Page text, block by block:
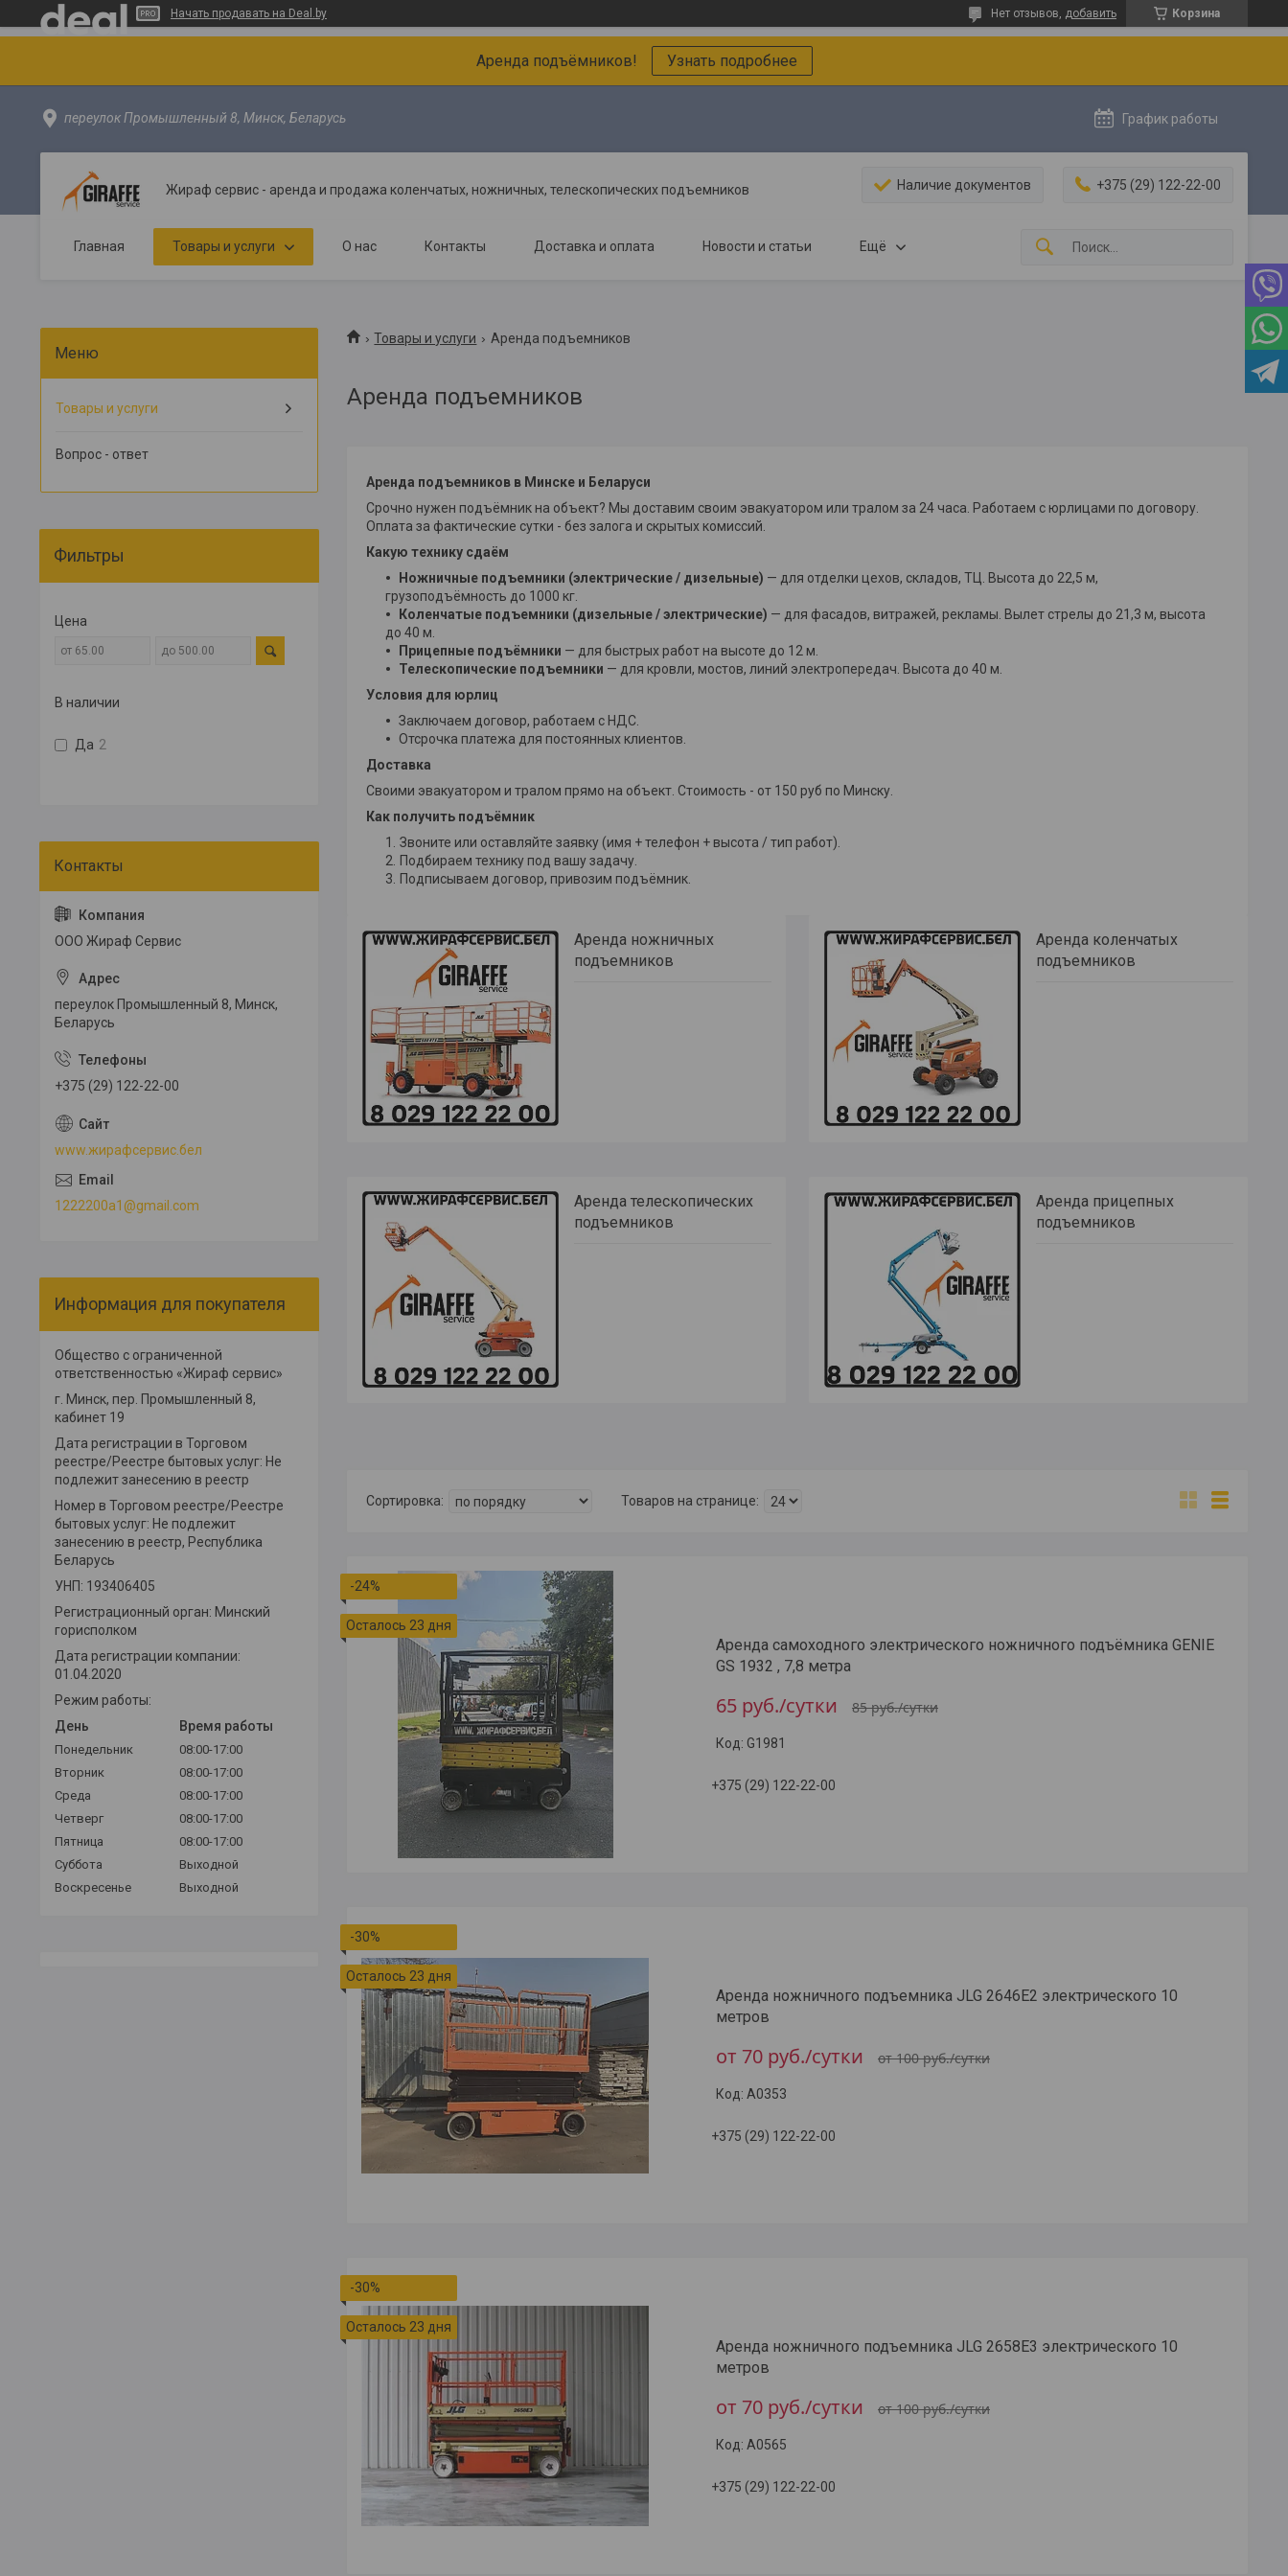
Начать продавать на Deal.by Корзина
Нет отзывов, добавить
Аренда подъёмников! Узнать подробнее
переулок Промышленный 8, Минск, Беларусь График работы
Жираф сервис - аренда и продажа коленчатых, ножничных, телескопических подъемников Наличие документов +375 (29) 122-22-00
Главная Товары и услуги О нас Контакты Доставка и оплата Новости и статьи Ещё
Товары и услуги Аренда подъемников
Аренда подъемников
Аренда подъемников в Минске и Беларуси
Срочно нужен подъёмник на объект? Мы доставим своим эвакуатором или тралом за 24 часа. Работаем с юрлицами по договору.
Оплата за фактические сутки - без залога и скрытых комиссий.
Какую технику сдаём
Ножничные подъемники (электрические / дизельные) — для отделки цехов, складов, ТЦ. Высота до 22,5 м,
грузоподъёмность до 1000 кг.
Коленчатые подъемники (дизельные / электрические) — для фасадов, витражей, рекламы. Вылет стрелы до 21,3 м, высота
до 40 м.
Прицепные подъёмники — для быстрых работ на высоте до 12 м.
Телескопические подъемники — для кровли, мостов, линий электропередач. Высота до 40 м.
Условия для юрлиц
Заключаем договор, работаем с НДС.
Отсрочка платежа для постоянных клиентов.
Доставка
Своими эвакуатором и тралом прямо на объект. Стоимость - от 150 руб по Минску.
Как получить подъёмник
Звоните или оставляйте заявку (имя + телефон + высота / тип работ).
Подбираем технику под вашу задачу.
Подписываем договор, привозим подъёмник.
Аренда ножничных
подъемников
Аренда коленчатых
подъемников
Аренда телескопических
подъемников
Аренда прицепных
подъемников
-24%
Осталось 23 дня
Аренда самоходного электрического ножничного подъёмника GENIE
GS 1932 , 7,8 метра
85руб./сутки
65 руб./сутки
G1981
+375 (29) 122-22-00
-30%
Осталось 23 дня
Аренда ножничного подъемника JLG 2646E2 электрического 10
метров
от 100руб./сутки
от 70 руб./сутки
A0353
+375 (29) 122-22-00
-30%
Осталось 23 дня
Аренда ножничного подъемника JLG 2658E3 электрического 10
метров
от 100руб./сутки
от 70 руб./сутки
A0565
+375 (29) 122-22-00
Товары и услуги
Вопрос - ответ
Фильтры
Цена
В наличии
Да 2
ООО Жираф Сервис
переулок Промышленный 8, Минск,
Беларусь
+375 (29) 122-22-00
www.жирафсервис.бел
1222200a1@gmail.com
Информация для покупателя
Общество с ограниченной
ответственностью «Жираф сервис»
г. Минск, пер. Промышленный 8,
кабинет 19
Дата регистрации в Торговом
реестре/Реестре бытовых услуг: Не
подлежит занесению в реестр
Номер в Торговом реестре/Реестре
бытовых услуг: Не подлежит
занесению в реестр, Республика
Беларусь
УНП: 193406405
Регистрационный орган: Минский
горисполком
Дата регистрации компании:
01.04.2020
Режим работы:
День
Время работы
Понедельник
08:00-17:00
Вторник
08:00-17:00
Среда
08:00-17:00
Четверг
08:00-17:00
Пятница
08:00-17:00
Суббота
Выходной
Воскресенье
Выходной